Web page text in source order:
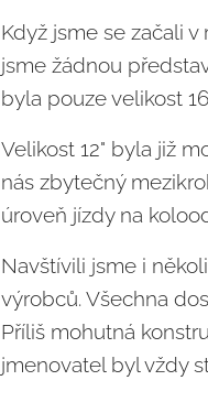
Když jsme se začali
jsme žádnou
byla pouze velikost
Velikost 12" byla již
nás zbytečný
úroveň jízdy na
Navštívili jsme i
výrobců. Všechna
Příliš mohutná
jmenovatel byl vždy